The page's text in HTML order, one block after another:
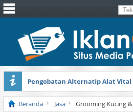
Pengobatan Alternatip Alat Vital
Pita Cantik Pesona
Beranda Jasa Grooming Kucing & Anjing